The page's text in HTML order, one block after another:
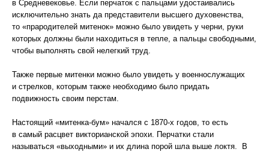
в Средневековье. Если перчаток с пальцами удостаивались
исключительно знать да представители высшего духовенства,
то «прародителей митенок» можно было увидеть у черни, руки
которых должны были находиться в тепле, а пальцы свободными,
чтобы выполнять свой нелегкий труд.
Также первые митенки можно было увидеть у военнослужащих
и стрелков, которым также необходимо было придать
подвижность своим перстам.
Настоящий «митенка-бум» начался с 1870-х годов, то есть
в самый расцвет викторианской эпохи. Перчатки стали
называться «выходными» и их длина порой шла выше локтя. В